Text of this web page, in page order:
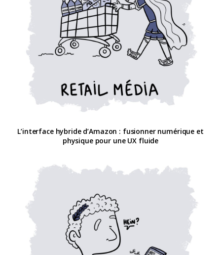
L’interface hybride d’Amazon : fusionner numérique et
physique pour une UX fluide